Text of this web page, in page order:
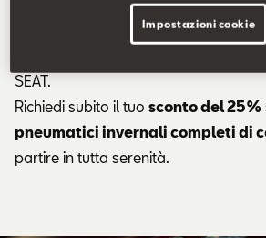
Scopri l’offerta sulleRuote
SEAT.
Richiedi subito il tuo sconto del 25%
pneumatici invernali completi di
partire in tutta serenità.
Impostazioni cookie